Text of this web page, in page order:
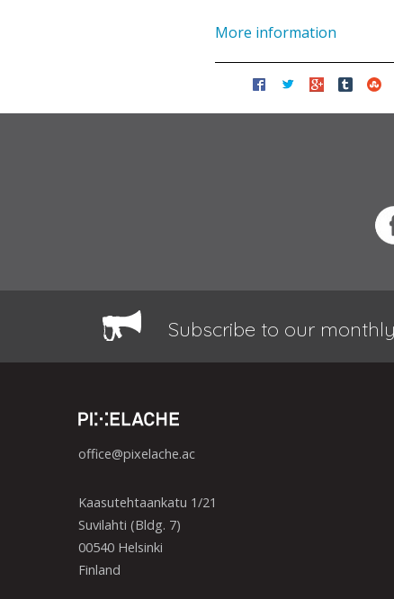
More information
Subscribe to our
office@pixelache.ac
Kaasutehtaankatu 1/21
Suvilahti (Bldg. 7)
00540 Helsinki
Finland